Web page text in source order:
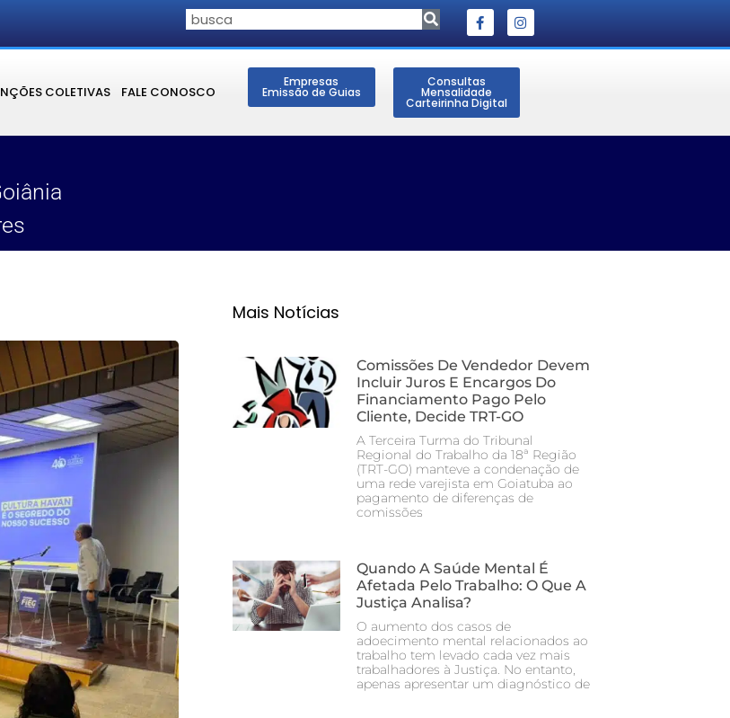
COLETIVAS FALE CONOSCO
Empresas
Emissão de Guias
Consultas
Mensalidade
Carteirinha Digital
Mais Notícias
Comissões De Vendedor Devem
Incluir Juros E Encargos Do
Financiamento Pago Pelo
Cliente, Decide TRT-GO
A Terceira Turma do Tribunal
Regional do Trabalho da 18ª Região
(TRT-GO) manteve a condenação de
uma rede varejista em Goiatuba ao
pagamento de diferenças de
comissões
Quando A Saúde Mental É
Afetada Pelo Trabalho: O Que A
Justiça Analisa?
O aumento dos casos de
adoecimento mental relacionados ao
trabalho tem levado cada vez mais
trabalhadores à Justiça. No entanto,
apenas apresentar um diagnóstico de